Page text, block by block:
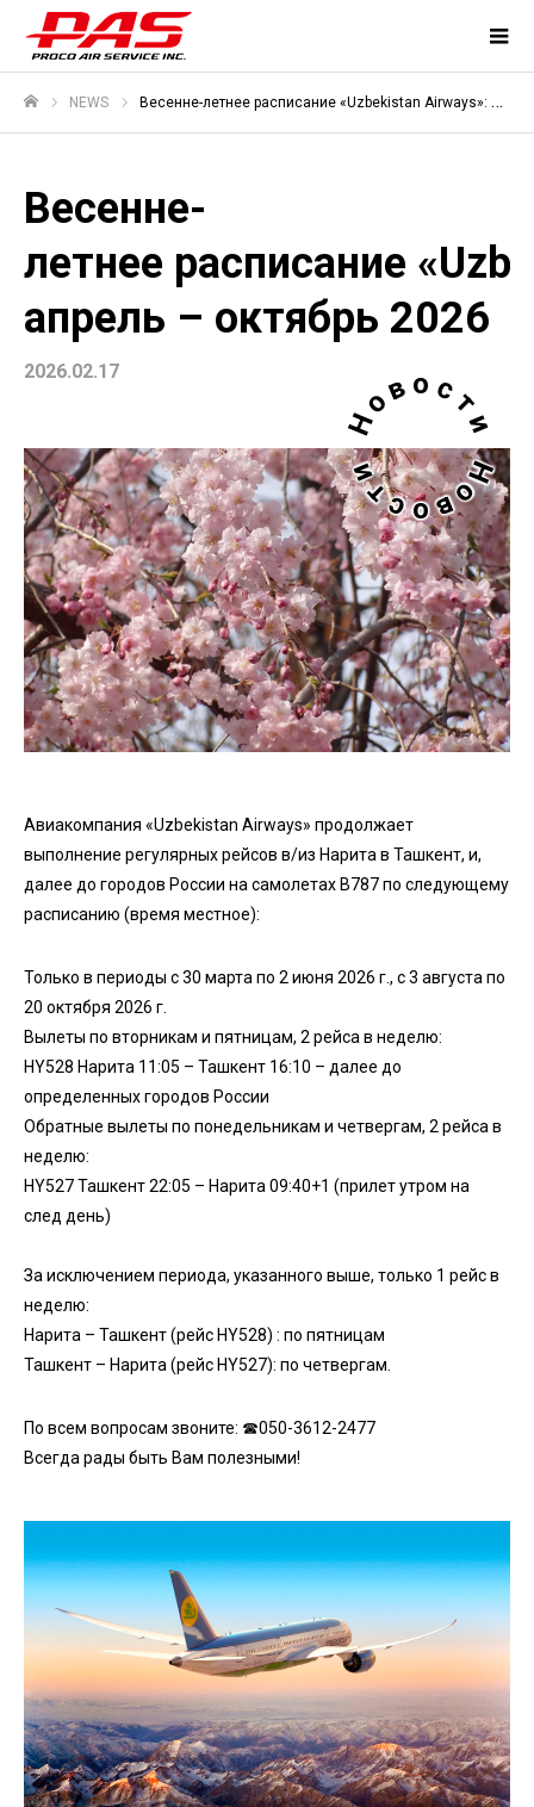
NEWS Весенне-летнее расписание «Uzbekistan Airways»: апрель – октябрь 2026
Весенне-
летнее расписание
апрель – октябрь 2026
2026.02.17
Н
ов о ст
и
Н
о
в
о
с
т
и
Авиакомпания «Uzbekistan Airways» продолжает
выполнение регулярных рейсов в/из Нарита в Ташкент, и,
далее до городов России на самолетах B787 по следующему
расписанию (время местное):
Только в периоды с 30 марта по 2 июня 2026 г., с 3 августа по
20 октября 2026 г.
Вылеты по вторникам и пятницам, 2 рейса в неделю:
HY528 Нарита 11:05 – Ташкент 16:10 – далее до
определенных городов России
Обратные вылеты по понедельникам и четвергам, 2 рейса в
неделю:
HY527 Ташкент 22:05 – Нарита 09:40+1 (прилет утром на
след день)
За исключением периода, указанного выше, только 1 рейс в
неделю:
Нарита – Ташкент (рейс HY528) : по пятницам
Ташкент – Нарита (рейс HY527): по четвергам.
По всем вопросам звоните: ☎050-3612-2477
Всегда рады быть Вам полезными!